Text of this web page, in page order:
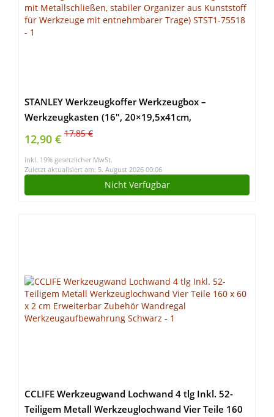
STANLEY Werkzeugkoffer Werkzeugbox –
Werkzeugkasten (16″, 20×19,5x41cm,
Werkzeugkoffer mit Metallschließen, stabiler
Organizer aus Kunststoff für Werkzeuge mit
entnehmbarer Trage) STST1-75518
12,90 € 17,85 €
inkl. 19% gesetzlicher MwSt.
Zuletzt aktualisiert am: 5. August 2026 00:06
Nicht Verfügbar
CCLIFE Werkzeugwand Lochwand 4 tlg Inkl. 52-
Teiligem Metall Werkzeuglochwand Vier Teile 160